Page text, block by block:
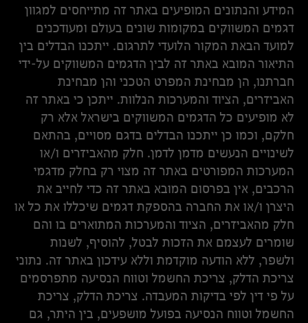
המידע והנתונים המופיעים באתר זה מתייחסים למגוון
דגמים המשווקים במקומות שונים בעולם ומעודכנים
למועד הבאת המקור הלועדי לתרגום. ייתכנו הבדלים בין
התיאור המובא באתר זה לבין הדגמים המשווקים על-ידי
חברתנו, הן מבחינת המפרט הטכני והן מבחינת
האביזרים, הציוד והמערכות הנלוות. ייתכן כי באתר זה
לא מופיעים כל הדגמים המשווקים בישראל אלא רק
חלקם, וכמו כן ייתכנו הבדלים בדגם מסויים, בהתאם
לשינויים הנעשים מדמן לדמן. חלק מהאביזרים ו/או
המערכות המפורטים באתר זה מצוי רק בחלק מדגמי
הרכבים, אין בפרסום המובא באתר זה כדי לחייב את
היצרן ו/או את החברה בהספקת דגמים שיכללו את כל או
חלק מהאביזרים, הציוד והמערכות המתוארים בו והם
שומרים לעצמם את הזכות לבטל, להוסיף, לשנות
ולשפר, ללא הודעה מוקדמת וללא עידכון באתר זה. נתוני
צריכת הדלק, צריכת החשמל וטווח הנסיעה מתפרסמים
על פי דין לפי בדיקות המעבדה. צריכת הדלק, צריכת
החשמל וטווח הנסיעה בפועל מושפעים, בין היתר, גם